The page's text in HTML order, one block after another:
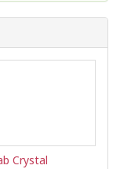
Crystal